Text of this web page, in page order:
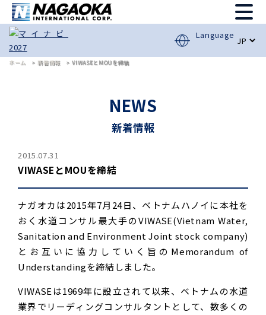
Language
ホーム 新着情報 VIWASEとMOUを締結
NEWS
新着情報
2015.07.31
VIWASEとMOUを締結
ナガオカは2015年7月24日、ベトナムハノイに本社を
おく水道コンサル最大手のVIWASE(Vietnam Water,
Sanitation and Environment Joint stock company)
とお互いに協力していく旨のMemorandum of
Understandingを締結しました。
VIWASEは1969年に設立されて以来、ベトナムの水道
業界でリーディングコンサルタントとして、数多くの